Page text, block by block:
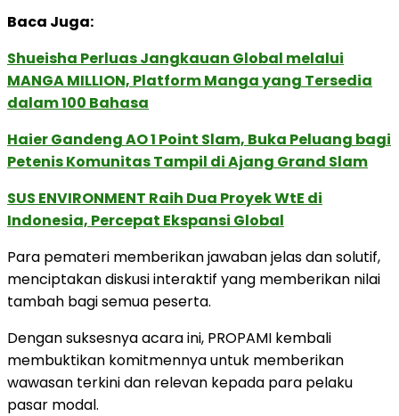
Baca Juga:
Shueisha Perluas Jangkauan Global melalui
MANGA MILLION, Platform Manga yang Tersedia
dalam 100 Bahasa
Haier Gandeng AO 1 Point Slam, Buka Peluang bagi
Petenis Komunitas Tampil di Ajang Grand Slam
SUS ENVIRONMENT Raih Dua Proyek WtE di
Indonesia, Percepat Ekspansi Global
Para pemateri memberikan jawaban jelas dan solutif,
menciptakan diskusi interaktif yang memberikan nilai
tambah bagi semua peserta.
Dengan suksesnya acara ini, PROPAMI kembali
membuktikan komitmennya untuk memberikan
wawasan terkini dan relevan kepada para pelaku
pasar modal.